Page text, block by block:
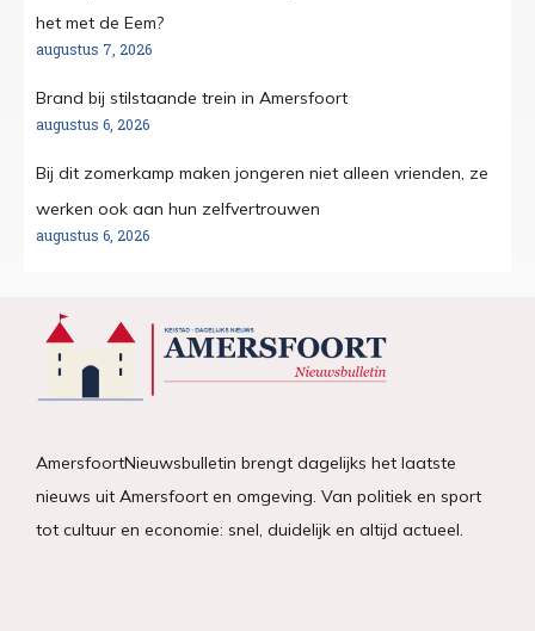
het met de Eem?
augustus 7, 2026
Brand bij stilstaande trein in Amersfoort
augustus 6, 2026
Bij dit zomerkamp maken jongeren niet alleen vrienden, ze
werken ook aan hun zelfvertrouwen
augustus 6, 2026
AmersfoortNieuwsbulletin brengt dagelijks het laatste
nieuws uit Amersfoort en omgeving. Van politiek en sport
tot cultuur en economie: snel, duidelijk en altijd actueel.